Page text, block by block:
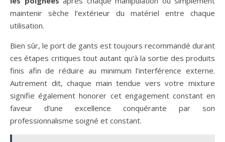
maintenir sèche l’extérieur du matériel entre chaque
utilisation.
Bien sûr, le port de gants est toujours recommandé durant
ces étapes critiques tout autant qu’à la sortie des produits
finis afin de réduire au minimum l’interférence externe.
Autrement dit, chaque main tendue vers votre mixture
signifie également honorer cet engagement constant en
faveur d’une excellence conquérante par son
professionnalisme soigné et constant.